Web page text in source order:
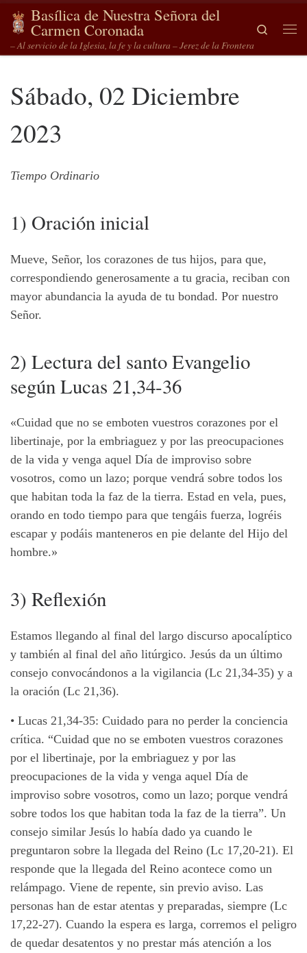
Saltar al contenido
Basílica de Nuestra Señora del
Carmen Coronada
– Al servicio de la Iglesia, la fe y la cultura – Jerez de la Frontera
Search
Sábado, 02 Diciembre
2023
Tiempo Ordinario
1) Oración inicial
Mueve, Señor, los corazones de tus hijos, para que,
correspondiendo generosamente a tu gracia, reciban con
mayor abundancia la ayuda de tu bondad. Por nuestro
Señor.
2) Lectura del santo Evangelio
según Lucas 21,34-36
«Cuidad que no se emboten vuestros corazones por el
libertinaje, por la embriaguez y por las preocupaciones
de la vida y venga aquel Día de improviso sobre
vosotros, como un lazo; porque vendrá sobre todos los
que habitan toda la faz de la tierra. Estad en vela, pues,
orando en todo tiempo para que tengáis fuerza, logréis
escapar y podáis manteneros en pie delante del Hijo del
hombre.»
3) Reflexión
Estamos llegando al final del largo discurso apocalíptico
y también al final del año litúrgico. Jesús da un último
consejo convocándonos a la vigilancia (Lc 21,34-35) y a
la oración (Lc 21,36).
• Lucas 21,34-35: Cuidado para no perder la conciencia
crítica. “Cuidad que no se emboten vuestros corazones
por el libertinaje, por la embriaguez y por las
preocupaciones de la vida y venga aquel Día de
improviso sobre vosotros, como un lazo; porque vendrá
sobre todos los que habitan toda la faz de la tierra”. Un
consejo similar Jesús lo había dado ya cuando le
preguntaron sobre la llegada del Reino (Lc 17,20-21). El
responde que la llegada del Reino acontece como un
relámpago. Viene de repente, sin previo aviso. Las
personas han de estar atentas y preparadas, siempre (Lc
17,22-27). Cuando la espera es larga, corremos el peligro
de quedar desatentos y no prestar más atención a los